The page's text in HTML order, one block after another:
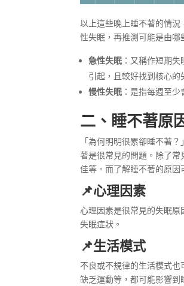
以上這些晚上睡不著的情
性失眠，再推測可能是由哪
急性失眠 ：又稱作短期
引起，且較好找到核心的
慢性失眠 ：是指每週至
二、 睡不著原
「為何明明很累卻睡不著？
著是很常見的問題。除了常
佳等。而了解睡不著的原因
📌心理因素
心理因素是很常見的失眠
失眠症狀。
📌生活模式
不良或不規律的生活模式
缺乏運動等，都可能影響到